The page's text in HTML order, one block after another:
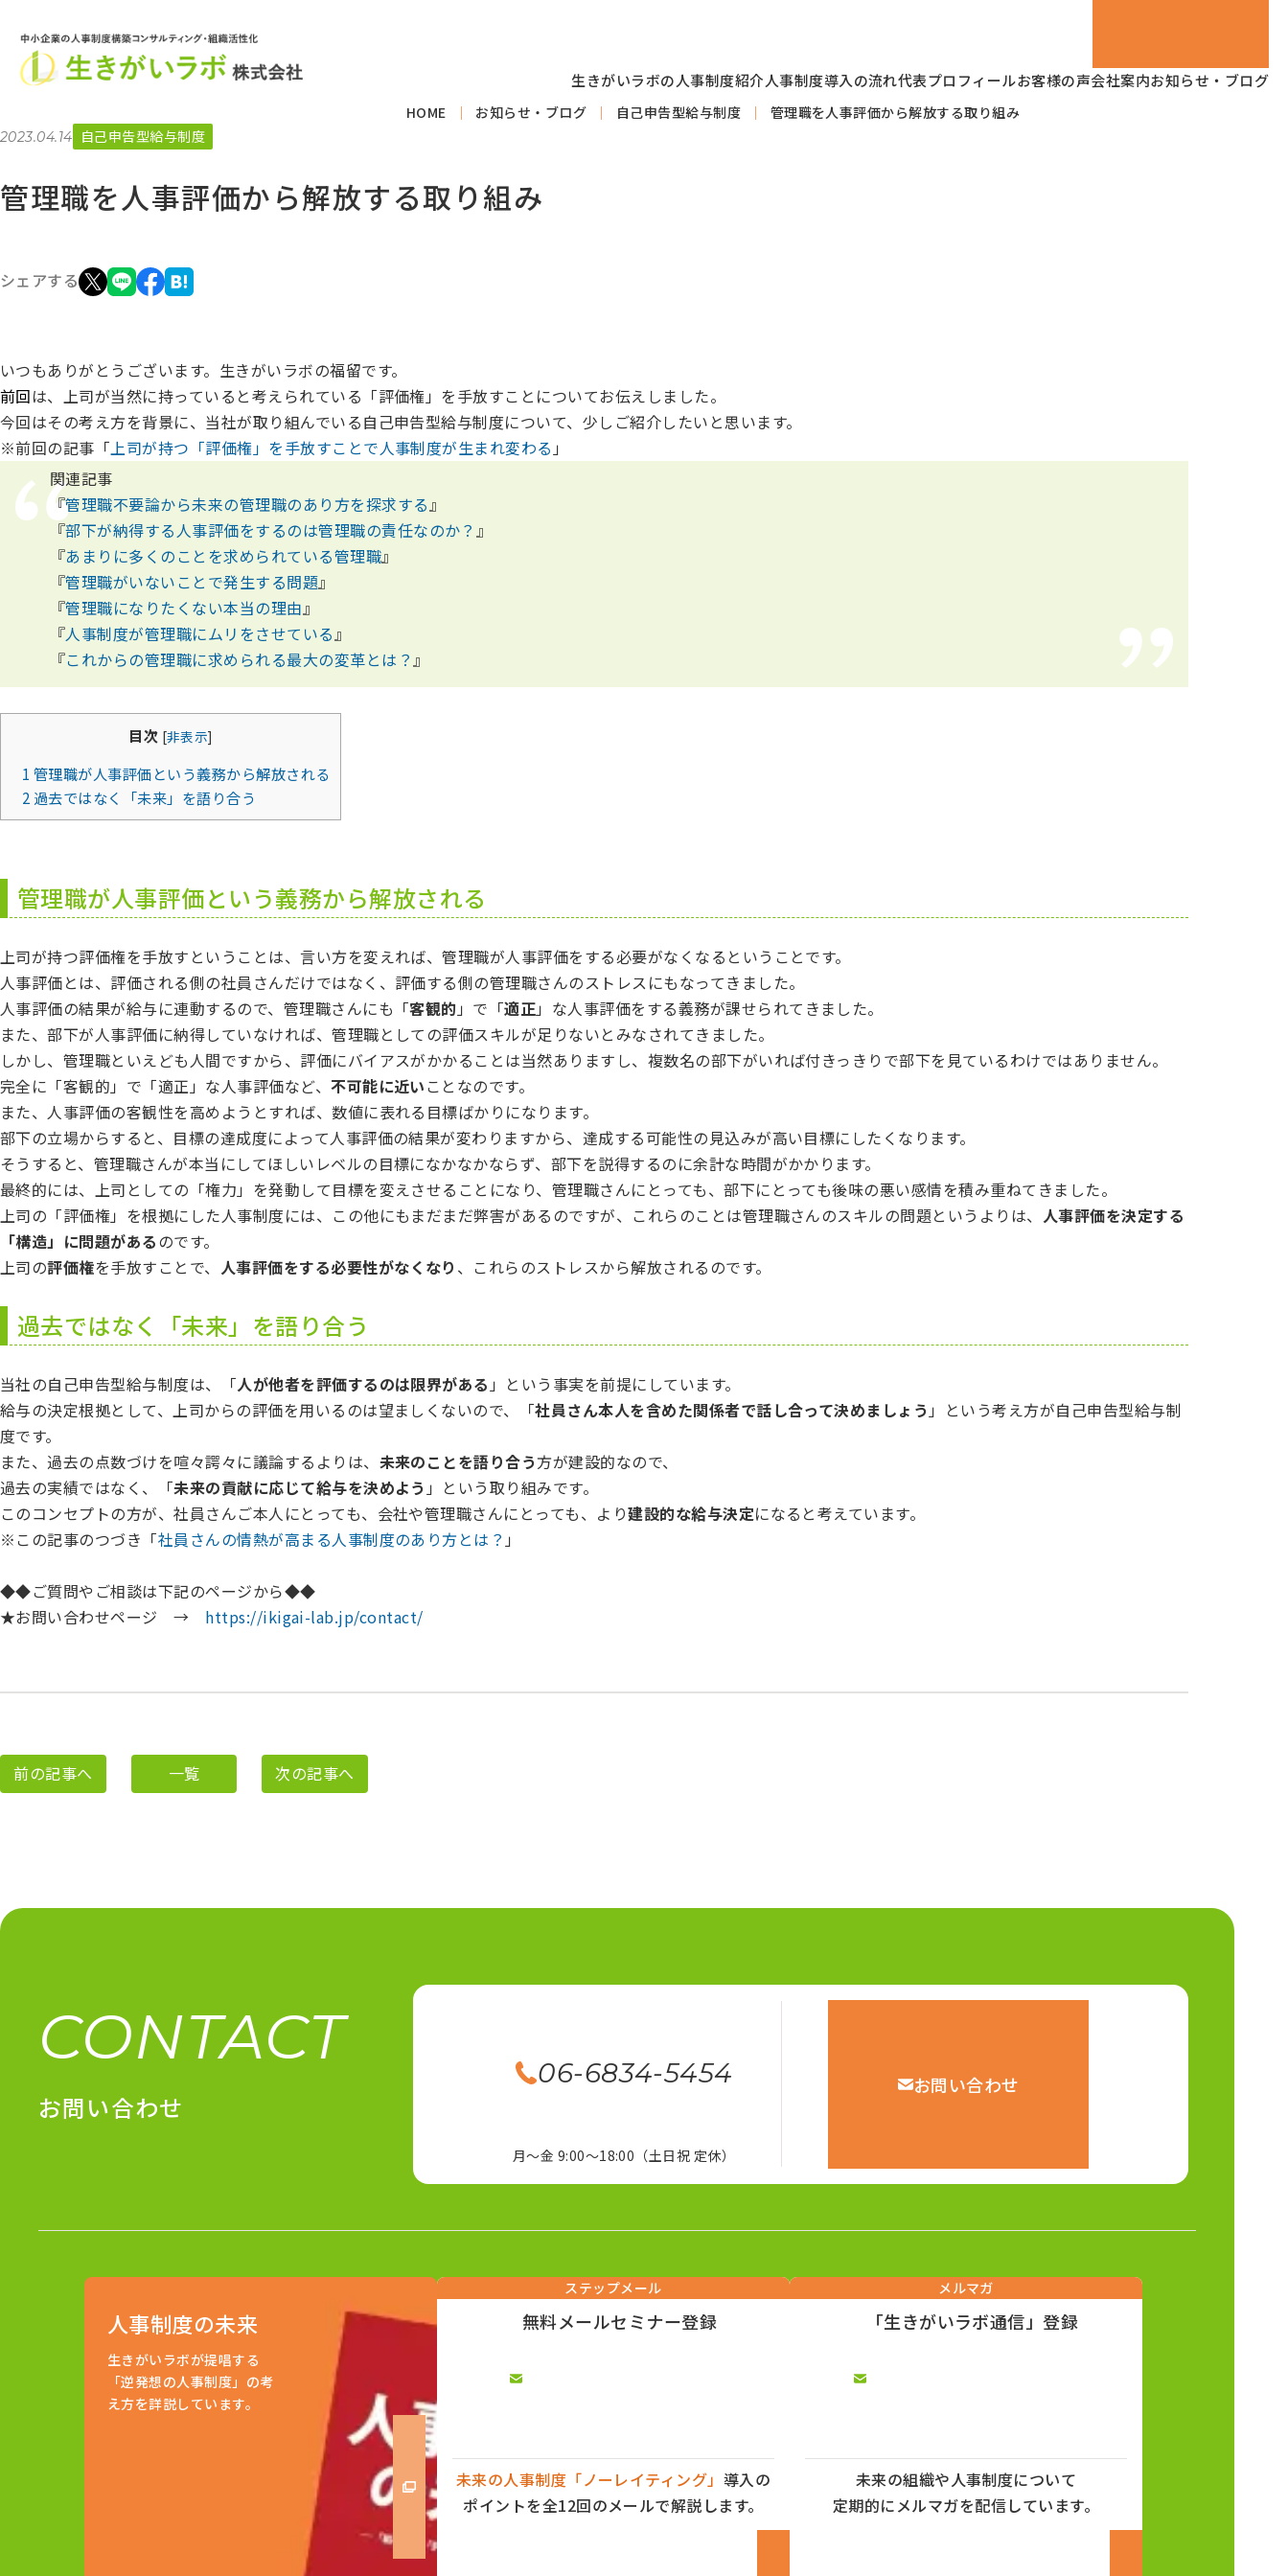
生きがいラボの人事制度紹介人事制度導入の流れ代表プロフィールお客様の声会社案内お知らせ・ブログ
HOME お知らせ・ブログ 自己申告型給与制度 管理職を人事評価から解放する取り組み
2023.04.14 自己申告型給与制度
管理職を人事評価から解放する取り組み
シェアする
いつもありがとうございます。生きがいラボの福留です。
前回は、上司が当然に持っていると考えられている「評価権」を手放すことについてお伝えしました。
今回はその考え方を背景に、当社が取り組んでいる自己申告型給与制度について、少しご紹介したいと思います。
※前回の記事「上司が持つ「評価権」を手放すことで人事制度が生まれ変わる 」
関連記事
『管理職不要論から未来の管理職のあり方を探求する』
『部下が納得する人事評価をするのは管理職の責任なのか？ 』
『あまりに多くのことを求められている管理職』
『管理職がいないことで発生する問題』
『管理職になりたくない本当の理由』
『人事制度が管理職にムリをさせている』
『これからの管理職に求められる最大の変革とは？』
目次 [非表示]
1 管理職が人事評価という義務から解放される
2 過去ではなく「未来」を語り合う
管理職が人事評価という義務から解放される
上司が持つ評価権を手放すということは、言い方を変えれば、管理職が人事評価をする必要がなくなるということです。
人事評価とは、評価される側の社員さんだけではなく、評価する側の管理職さんのストレスにもなってきました。
人事評価の結果が給与に連動するので、管理職さんにも「客観的 」で「適正」な人事評価をする義務が課せられてきました。
また、部下が人事評価に納得していなければ、管理職としての評価スキルが足りないとみなされてきました。
しかし、管理職といえども人間ですから、評価にバイアスがかかることは当然ありますし、複数名の部下がいれば付きっきりで部下を見ているわけではありません。
完全に「客観的」で「適正」な人事評価など、不可能に近い ことなのです。
また、人事評価の客観性を高めようとすれば、数値に表れる目標ばかりになります。
部下の立場からすると、目標の達成度によって人事評価の結果が変わりますから、達成する可能性の見込みが高い目標にしたくなります。
そうすると、管理職さんが本当にしてほしいレベルの目標になかなかならず、部下を説得するのに余計な時間がかかります。
最終的には、上司としての「権力」を発動して目標を変えさせることになり、管理職さんにとっても、部下にとっても後味の悪い感情を積み重ねてきました。
上司の「評価権」を根拠にした人事制度には、この他にもまだまだ弊害があるのですが、これらのことは管理職さんのスキルの問題というよりは、 人事評価を決定する
「構造」に問題があるのです。
上司の評価権を手放すことで、 人事評価をする必要性がなくなり 、これらのストレスから解放されるのです。
過去ではなく「未来」を語り合う
当社の自己申告型給与制度は、「人が他者を評価するのは限界がある 」という事実を前提にしています。
給与の決定根拠として、上司からの評価を用いるのは望ましくないので、「社員さん本人を含めた関係者で話し合って決めましょう 」という考え方が自己申告型給与制
度です。
また、過去の点数づけを喧々諤々に議論するよりは、 未来のことを語り合う方が建設的なので、
過去の実績ではなく、「未来の貢献に応じて給与を決めよう 」という取り組みです。
このコンセプトの方が、社員さんご本人にとっても、会社や管理職さんにとっても、より建設的な給与決定になると考えています。
※この記事のつづき「社員さんの情熱が高まる人事制度のあり方とは？ 」
◆◆ご質問やご相談は下記のページから◆◆
★お問い合わせページ → https://ikigai-lab.jp/contact/
前の記事へ 一覧 次の記事へ
CONTACT
お問い合わせ
06-6834-5454
月～金 9:00～18:00（土日祝 定休）
お問い合わせ
人事制度の未来
生きがいラボが提唱する
「逆発想の人事制度」の考
え方を詳説しています。
ステップメール
無料メールセミナー登録
未来の人事制度「ノーレイティング」 導入の
ポイントを全12回のメールで解説します。
メルマガ
「生きがいラボ通信」登録
未来の組織や人事制度について
定期的にメルマガを配信しています。